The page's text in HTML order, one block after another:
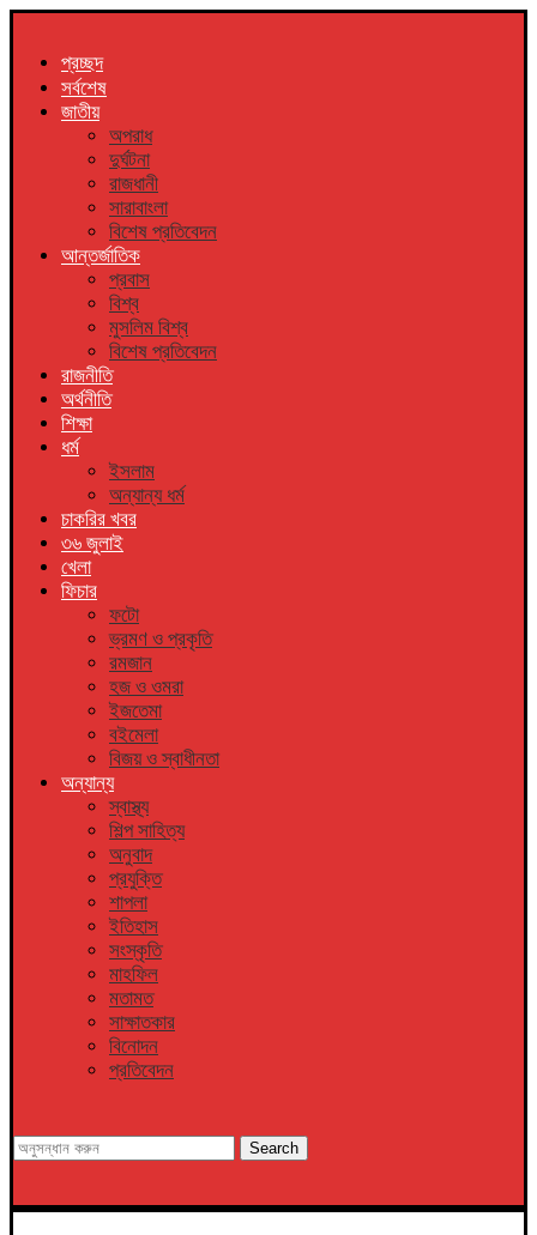
প্রচ্ছদ
সর্বশেষ
জাতীয়
অপরাধ
দুর্ঘটনা
রাজধানী
সারাবাংলা
বিশেষ প্রতিবেদন
আন্তর্জাতিক
প্রবাস
বিশ্ব
মুসলিম বিশ্ব
বিশেষ প্রতিবেদন
রাজনীতি
অর্থনীতি
শিক্ষা
ধর্ম
ইসলাম
অন্যান্য ধর্ম
চাকরির খবর
৩৬ জুলাই
খেলা
ফিচার
ফটো
ভ্রমণ ও প্রকৃতি
রমজান
হজ ও ওমরা
ইজতেমা
বইমেলা
বিজয় ও স্বাধীনতা
অন্যান্য
স্বাস্থ্য
শিল্প সাহিত্য
অনুবাদ
প্রযুক্তি
শাপলা
ইতিহাস
সংস্কৃতি
মাহফিল
মতামত
সাক্ষাতকার
বিনোদন
প্রতিবেদন
Search